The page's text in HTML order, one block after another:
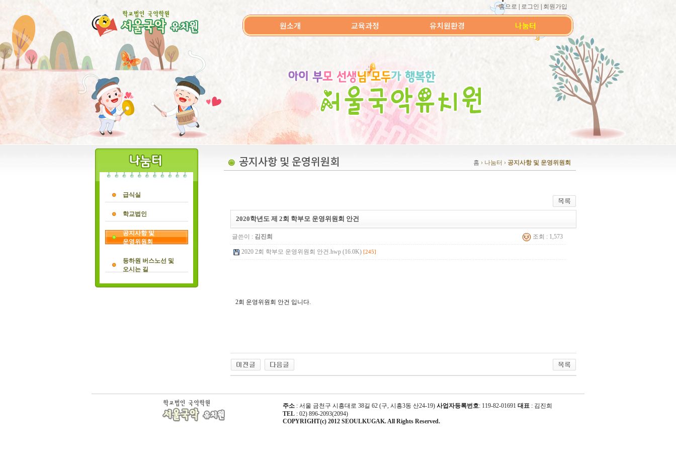
홈으로 로그인 회원가입
원소개 교육과정 유치원환경 나눔터
급식실
학교법인
공지사항 및
운영위원회
등하원 버스노선 및
오시는 길
공지사항 및 운영위원회 홈 › 나눔터 › 공지사항 및 운영위원회
2020학년도 제 2회 학부모 운영위원회 안건
글쓴이 : 김진희 조회 : 1,573
2020 2회 학부모 운영위원회 안건.hwp (16.0K) [245]
2회 운영위원회 안건 입니다.
주소 : 서울 금천구 시흥대로 38길 62 (구, 시흥3동 산24-19) 사업자등록번호: 119-82-01691 대표 : 김진희
TEL : 02) 896-2093(2094)
COPYRIGHT(c) 2012 SEOULKUGAK. All Rights Reserved.